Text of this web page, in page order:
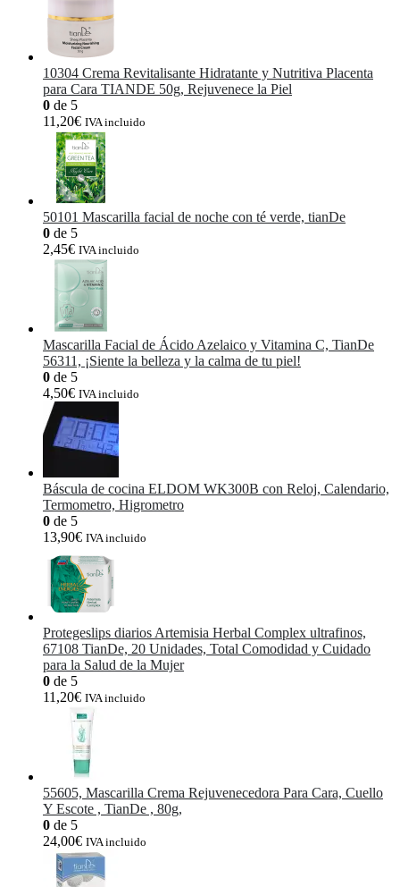
10304 Crema Revitalisante Hidratante y Nutritiva Placenta
para Cara TIANDE 50g, Rejuvenece la Piel
0 de 5
11,20€ IVA incluido
50101 Mascarilla facial de noche con té verde, tianDe
0 de 5
2,45€ IVA incluido
Mascarilla Facial de Ácido Azelaico y Vitamina C, TianDe
56311, ¡Siente la belleza y la calma de tu piel!
0 de 5
4,50€ IVA incluido
Báscula de cocina ELDOM WK300B con Reloj, Calendario,
Termometro, Higrometro
0 de 5
13,90€ IVA incluido
Protegeslips diarios Artemisia Herbal Complex ultrafinos,
67108 TianDe, 20 Unidades, Total Comodidad y Cuidado
para la Salud de la Mujer
0 de 5
11,20€ IVA incluido
55605, Mascarilla Crema Rejuvenecedora Para Cara, Cuello
Y Escote , TianDe , 80g,
0 de 5
24,00€ IVA incluido